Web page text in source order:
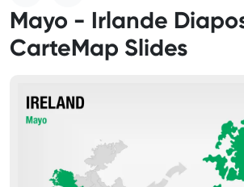
Mayo - Irlande
CarteMap Slides